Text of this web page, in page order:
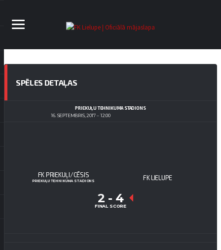
SPĒLES DETAĻAS
PRIEKUĻU TEHNIKUMA STADIONS
16. SEPTEMBRIS, 2017
12:00
FK PRIEKUĻI/CĒSIS
PRIEKUĻU TEHNIKUMA STADIONS FK LIELUPE
2 - 4
FINAL SCORE